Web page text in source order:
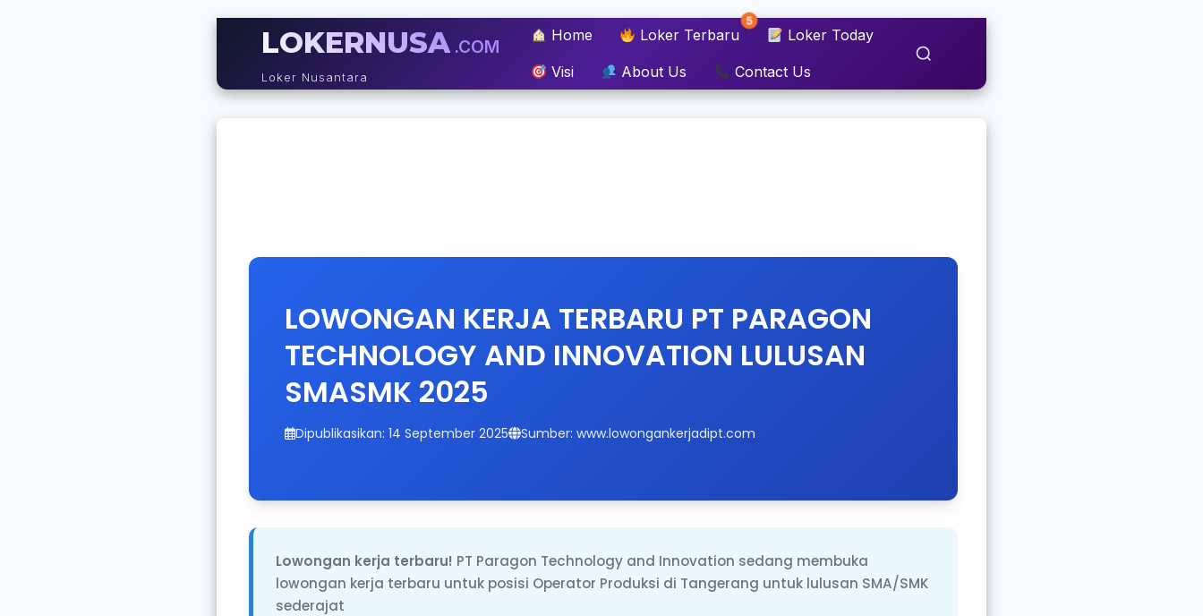
LOKERNUSA .COM
Loker Nusantara
Home Loker Terbaru
5
Loker Today
Visi About Us Contact Us
LOWONGAN KERJA TERBARU PT PARAGON
TECHNOLOGY AND INNOVATION LULUSAN
SMASMK 2025
Dipublikasikan: 14 September 2025 Sumber: www.lowongankerjadipt.com
Lowongan kerja terbaru! PT Paragon Technology and Innovation sedang membuka
lowongan kerja terbaru untuk posisi Operator Produksi di Tangerang untuk lulusan SMA/SMK
sederajat